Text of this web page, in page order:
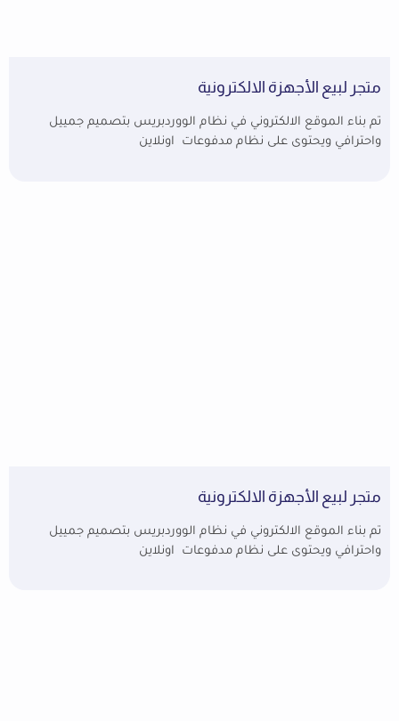
متجر لبيع الأجهزة الالكترونية
تم بناء الموقع الالكتروني في نظام الووردبريس بتصميم جمييل
واحترافي ويحتوى على نظام مدفوعات اونلاين
متجر لبيع الأجهزة الالكترونية
تم بناء الموقع الالكتروني في نظام الووردبريس بتصميم جمييل
واحترافي ويحتوى على نظام مدفوعات اونلاين